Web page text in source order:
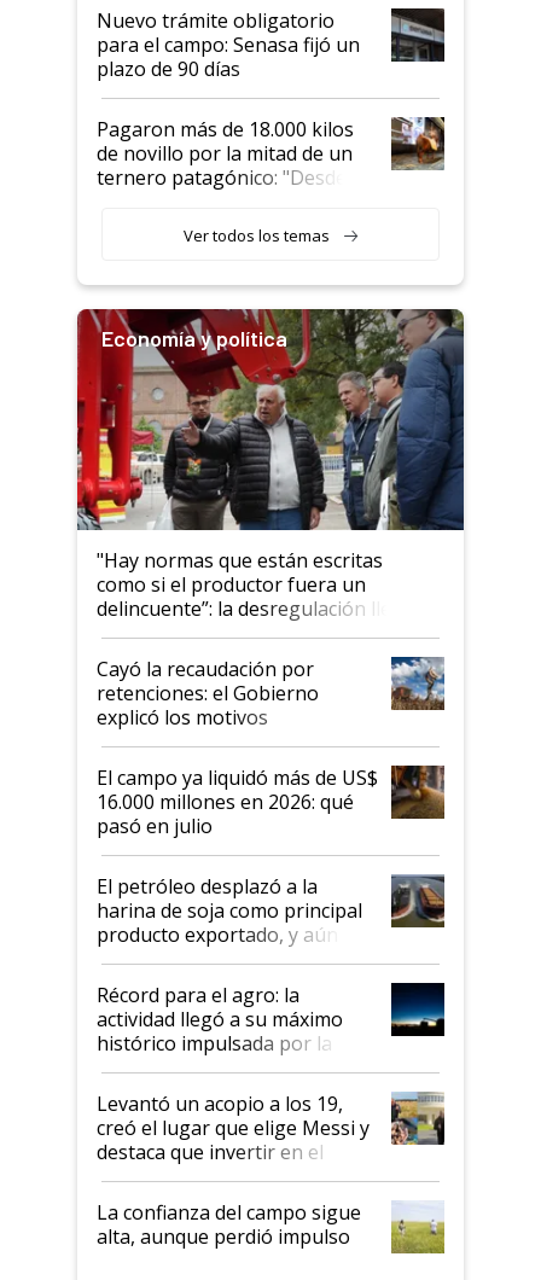
Nuevo trámite obligatorio
para el campo: Senasa fijó un
plazo de 90 días
Pagaron más de 18.000 kilos
de novillo por la mitad de un
ternero patagónico: "Desde
llamar la atención"
Ver todos los temas
Economía y política
"Hay normas que están escritas
como si el productor fuera un
delincuente”: la desregulación llegó
al Congreso Aapresid y hasta se
habló del financiamiento al IPCVA
Cayó la recaudación por
retenciones: el Gobierno
explicó los motivos
El campo ya liquidó más de US$
16.000 millones en 2026: qué
pasó en julio
El petróleo desplazó a la
harina de soja como principal
producto exportado, y aún así
el agro aportó casi seis de cada
diez dólares y sostuvo el
liderazgo en un semestre
récord
Récord para el agro: la
actividad llegó a su máximo
histórico impulsada por la
cosecha y las exportaciones
Levantó un acopio a los 19,
creó el lugar que elige Messi y
destaca que invertir en el
kirchnerismo era como "darle
plata a un hijo para droga":
Juan Félix Rossetti, el libertario
que de una dura crisis salió
La confianza del campo sigue
alta, aunque perdió impulso